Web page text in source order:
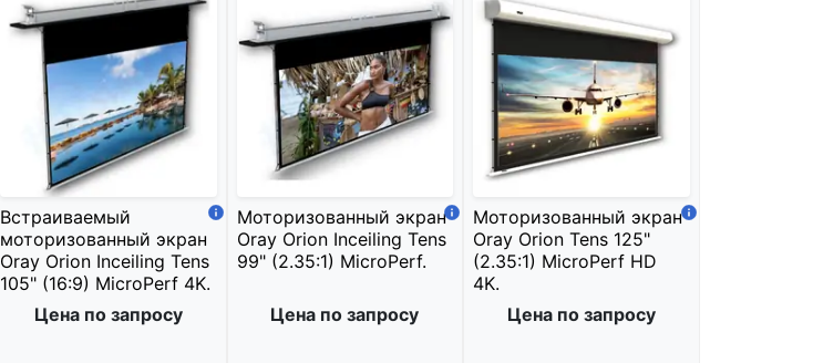
Встраиваемый
моторизованный экран
Oray Orion Inceiling Tens
105" (16:9) MicroPerf 4K.
Цена по запросу
Моторизованный экран
Oray Orion Inceiling Tens
99" (2.35:1) MicroPerf.
Цена по запросу
Моторизованный экран
Oray Orion Tens 125"
(2.35:1) MicroPerf HD
4K.
Цена по запросу